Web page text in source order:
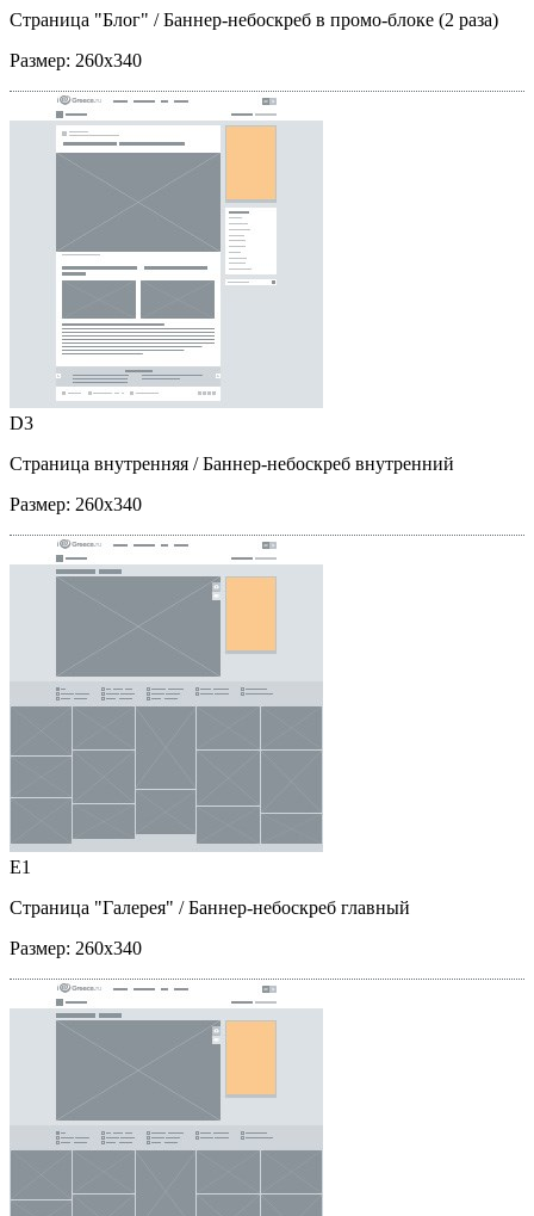
Страница "Блог" / Баннер-небоскреб в промо-блоке (2 раза)
Размер: 260x340
D3
Страница внутренняя / Баннер-небоскреб внутренний
Размер: 260x340
E1
Страница "Галерея" / Баннер-небоскреб главный
Размер: 260x340